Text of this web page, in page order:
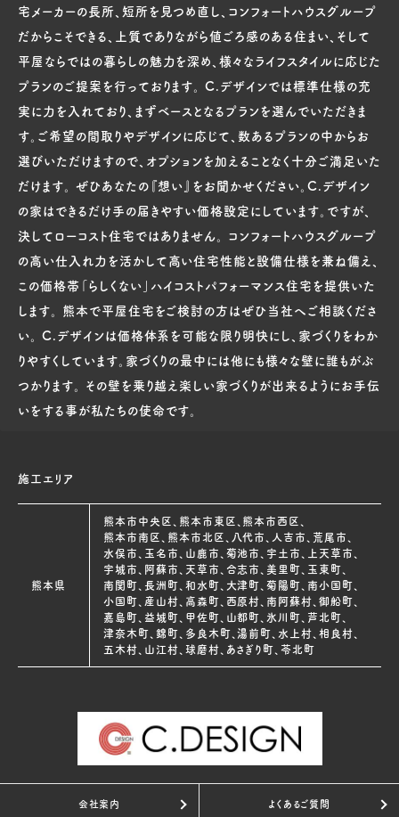
宅メーカーの長所、短所を見つめ直し、コンフォートハウスグループ
だからこそできる、上質でありながら値ごろ感のある住まい、そして
平屋ならではの暮らしの魅力を深め、様々なライフスタイルに応じた
プランのご提案を行っております。 C.デザインでは標準仕様の充
実に力を入れており、まずベースとなるプランを選んでいただきま
す。ご希望の間取りやデザインに応じて、数あるプランの中からお
選びいただけますので、オプションを加えることなく十分ご満足いた
だけます。 ぜひあなたの『想い』をお聞かせください。C.デザイン
の家はできるだけ手の届きやすい価格設定にしています。ですが、
決してローコスト住宅ではありません。 コンフォートハウスグループ
の高い仕入れ力を活かして高い住宅性能と設備仕様を兼ね備え、
この価格帯「らしくない」ハイコストパフォーマンス住宅を提供いた
します。 熊本で平屋住宅をご検討の方はぜひ当社へご相談くださ
い。 C.デザインは価格体系を可能な限り明快にし、家づくりをわか
りやすくしています。家づくりの最中には他にも様々な壁に誰もがぶ
つかります。 その壁を乗り越え楽しい家づくりが出来るようにお手伝
いをする事が私たちの使命です。
施工エリア
熊本県
熊本市中央区、熊本市東区、熊本市西区、
熊本市南区、熊本市北区、八代市、人吉市、荒尾市、
水俣市、玉名市、山鹿市、菊池市、宇土市、上天草市、
宇城市、阿蘇市、天草市、合志市、美里町、玉東町、
南関町、長洲町、和水町、大津町、菊陽町、南小国町、
小国町、産山村、高森町、西原村、南阿蘇村、御船町、
嘉島町、益城町、甲佐町、山都町、氷川町、芦北町、
津奈木町、錦町、多良木町、湯前町、水上村、相良村、
五木村、山江村、球磨村、あさぎり町、苓北町
会社案内 よくあるご質問